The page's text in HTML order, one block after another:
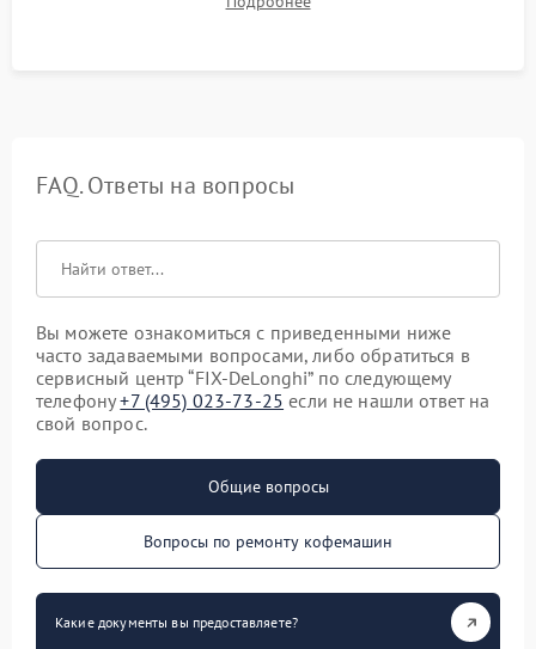
качества молочной пены. Контроль отсутствия посторонних
FAQ. Ответы на вопросы
Вы можете ознакомиться с приведенными ниже
часто задаваемыми вопросами, либо обратиться в
сервисный центр “FIX-DeLonghi” по следующему
телефону+7 (495) 023-73-25 если не нашли ответ на
свой вопрос.
Общие вопросы
Вопросы по ремонту кофемашин
Какие документы вы предоставляете?